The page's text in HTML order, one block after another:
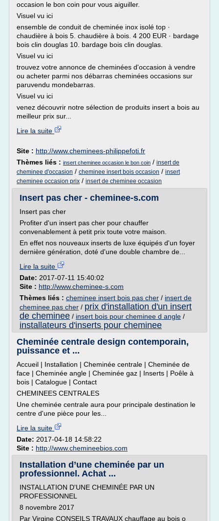
occasion le bon coin pour vous aiguiller.
Visuel vu ici
ensemble de conduit de cheminée inox isolé top ·
chaudière à bois 5. chaudière à bois. 4 200 EUR · bardage
bois clin douglas 10. bardage bois clin douglas.
Visuel vu ici
trouvez votre annonce de cheminées d'occasion à vendre
ou acheter parmi nos débarras cheminées occasions sur
paruvendu mondebarras.
Visuel vu ici
venez découvrir notre sélection de produits insert a bois au
meilleur prix sur...
Lire la suite
Site : http://www.cheminees-philippefoti.fr
Thèmes liés : insert cheminee occasion le bon coin / insert de
cheminee d'occasion / cheminee insert bois occasion / insert
cheminee occasion prix / insert de cheminee occasion
Insert pas cher - cheminee-s.com
Insert pas cher
Profiter d'un insert pas cher pour chauffer
convenablement à petit prix toute votre maison.
En effet nos nouveaux inserts de luxe équipés d'un foyer
dernière génération, doté d'une double chambre de...
Lire la suite
Date: 2017-07-11 15:40:02
Site : http://www.cheminee-s.com
Thèmes liés : cheminee insert bois pas cher / insert de
cheminee pas cher / prix d'installation d'un insert
de cheminee / insert bois pour cheminee d angle /
installateurs d'inserts pour cheminee
Cheminée centrale design contemporain,
puissance et ...
Accueil | Installation | Cheminée centrale | Cheminée de
face | Cheminée angle | Cheminée gaz | Inserts | Poêle à
bois | Catalogue | Contact
CHEMINEES CENTRALES
Une cheminée centrale aura pour principale destination le
centre d'une pièce pour les...
Lire la suite
Date: 2017-04-18 14:58:22
Site : http://www.chemineebios.com
Installation d’une cheminée par un
professionnel. Achat ...
INSTALLATION D'UNE CHEMINÉE PAR UN
PROFESSIONNEL
8 novembre 2017
Par Virgine CONSEILS TRAVAUX chauffage au bois o